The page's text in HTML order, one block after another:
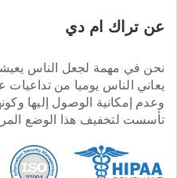
عن تراك ام دي
نحن في مهمة لجعل الناس
يعاني الناس يوميا من تداعيات
وعدم إمكانية الوصول إليها
تأسست لتخفيف هذا الوضع